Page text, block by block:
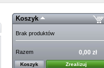
Koszyk
Brak produktów
Razem 0,00 zł
Koszyk Zrealizuj